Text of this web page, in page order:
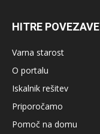
HITRE POVEZAVE
Varna starost
O portalu
Iskalnik rešitev
Priporočamo
Pomoč na domu